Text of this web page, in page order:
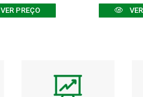
VER PREÇO